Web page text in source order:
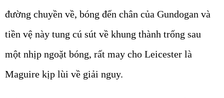
đường chuyền về, bóng đến chân của Gundogan và
tiền vệ này tung cú sút về khung thành trống sau
một nhịp ngoặt bóng, rất may cho Leicester là
Maguire kịp lùi về giải nguy.